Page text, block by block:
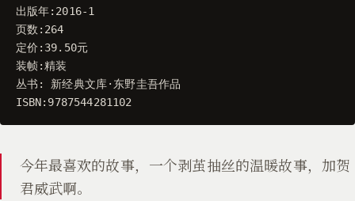
出版年: 2016-1
页数 : 264
定价 : 39.50元
装帧:精装
丛书 : 新经典文库· 东野圭吾作品
ISBN: 9787544281102
今年最喜欢的故事，一个剥茧抽丝的温暖故事，加贺
君威武啊。